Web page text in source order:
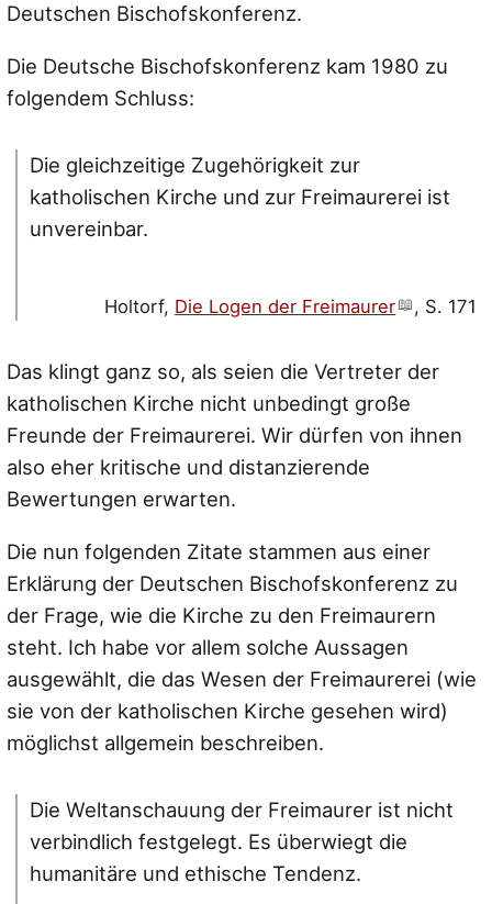
Deutschen Bischofskonferenz.
Die Deutsche Bischofskonferenz kam 1980 zu
folgendem Schluss:
Die gleichzeitige Zugehörigkeit zur
katholischen Kirche und zur Freimaurerei ist
unvereinbar.
Holtorf, Die Logen der Freimaurer , S. 171
Das klingt ganz so, als seien die Vertreter der
katholischen Kirche nicht unbedingt große
Freunde der Freimaurerei. Wir dürfen von ihnen
also eher kritische und distanzierende
Bewertungen erwarten.
Die nun folgenden Zitate stammen aus einer
Erklärung der Deutschen Bischofskonferenz zu
der Frage, wie die Kirche zu den Freimaurern
steht. Ich habe vor allem solche Aussagen
ausgewählt, die das Wesen der Freimaurerei (wie
sie von der katholischen Kirche gesehen wird)
möglichst allgemein beschreiben.
Die Weltanschauung der Freimaurer ist nicht
verbindlich festgelegt. Es überwiegt die
humanitäre und ethische Tendenz.